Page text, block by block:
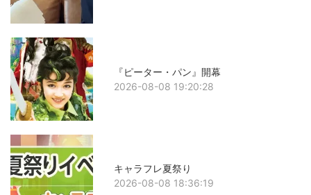
『ピーター・パン』開幕
2026-08-08 19:20:28
キャラフレ夏祭り
2026-08-08 18:36:19